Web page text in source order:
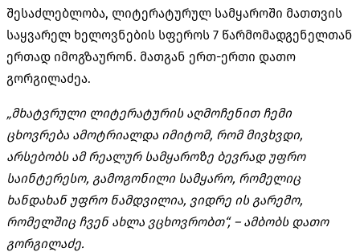
შესაძლებლობა, ლიტერატურულ სამყაროში მათთვის
საყვარელ ხელოვნების სფეროს 7 წარმომადგენელთან
ერთად იმოგზაურონ. მათგან ერთ-ერთი დათო
გორგილაძეა.
„მხატვრული ლიტერატურის აღმოჩენით ჩემი
ცხოვრება ამოტრიალდა იმიტომ, რომ მივხვდი,
არსებობს ამ რეალურ სამყაროზე ბევრად უფრო
საინტერესო, გამოგონილი სამყარო, რომელიც
ხანდახან უფრო ნამდვილია, ვიდრე ის გარემო,
რომელშიც ჩვენ ახლა ვცხოვრობთ“, – ამბობს დათო
გორგილაძე.